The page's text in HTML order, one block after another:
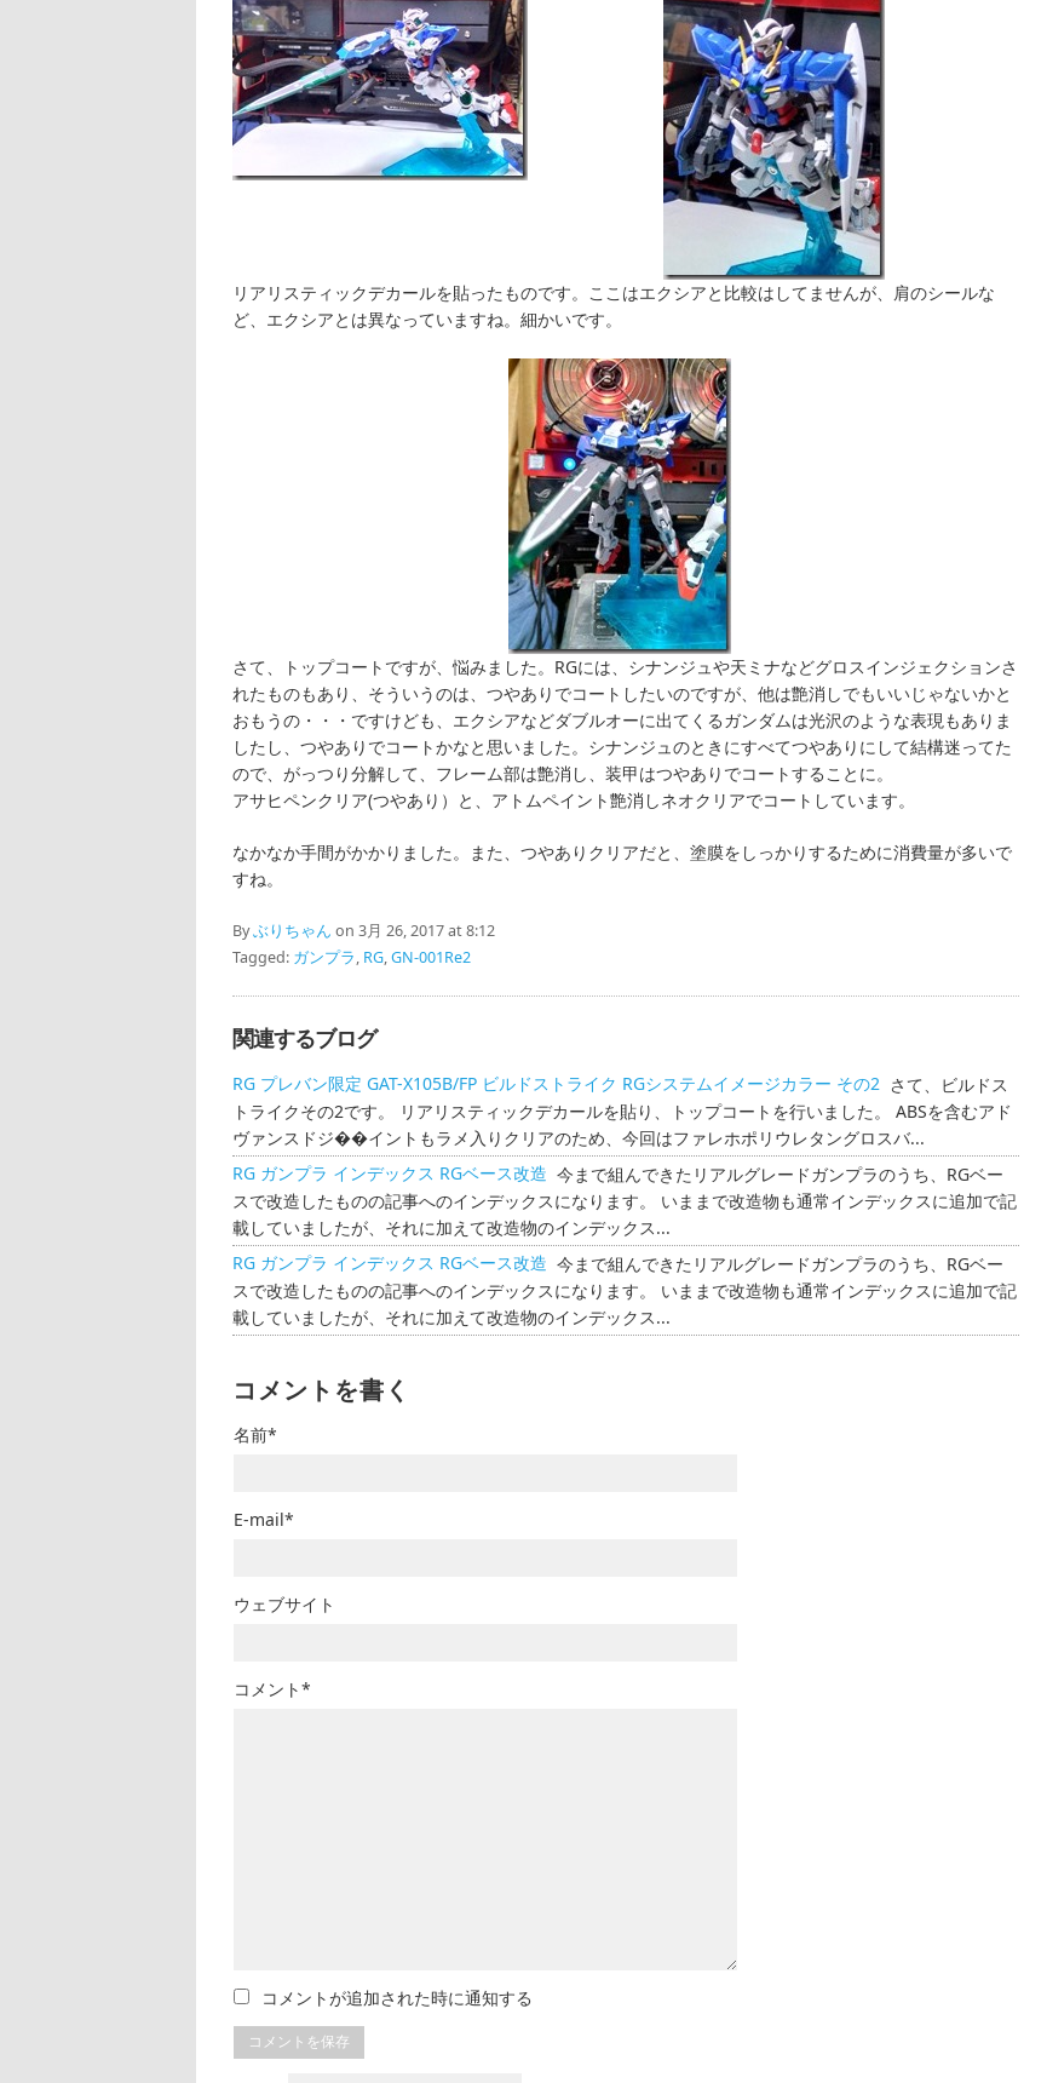
リアリスティックデカールを貼ったものです。ここはエクシアと比較はしてませんが、肩のシールな
ど、エクシアとは異なっていますね。細かいです。
さて、トップコートですが、悩みました。RGには、シナンジュや天ミナなどグロスインジェクションさ
れたものもあり、そういうのは、つやありでコートしたいのですが、他は艶消しでもいいじゃないかと
おもうの・・・ですけども、エクシアなどダブルオーに出てくるガンダムは光沢のような表現もありま
したし、つやありでコートかなと思いました。シナンジュのときにすべてつやありにして結構迷ってた
ので、がっつり分解して、フレーム部は艶消し、装甲はつやありでコートすることに。
アサヒペンクリア(つやあり）と、アトムペイント艶消しネオクリアでコートしています。
なかなか手間がかかりました。また、つやありクリアだと、塗膜をしっかりするために消費量が多いで
すね。
Byぶりちゃん on 3月 26, 2017 at 8:12
Tagged: ガンプラ, RG,GN-001Re2
関連するブログ
RG プレバン限定 GAT-X105B/FP ビルドストライク RGシステムイメージカラー その2 さて、ビルドス
トライクその2です。 リアリスティックデカールを貼り、トップコートを行いました。 ABSを含むアド
ヴァンスドジ��イントもラメ入りクリアのため、今回はファレホポリウレタングロスバ...
RG ガンプラ インデックス RGベース改造 今まで組んできたリアルグレードガンプラのうち、RGベー
スで改造したものの記事へのインデックスになります。 いままで改造物も通常インデックスに追加で記
載していましたが、それに加えて改造物のインデックス...
RG ガンプラ インデックス RGベース改造 今まで組んできたリアルグレードガンプラのうち、RGベー
スで改造したものの記事へのインデックスになります。 いままで改造物も通常インデックスに追加で記
載していましたが、それに加えて改造物のインデックス...
コメントを書く
名前*
E-mail*
ウェブサイト
コメント*
コメントが追加された時に通知する